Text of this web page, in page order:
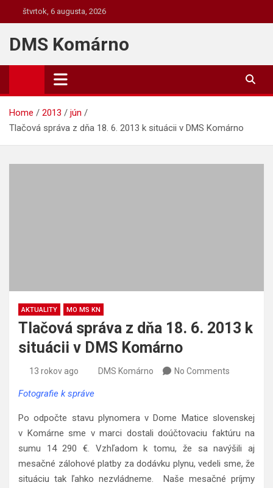
to
content
štvrtok, 6 augusta, 2026
DMS Komárno
Home 2013
jún
Tlačová správa z dňa 18. 6. 2013 k situácii v DMS Komárno
AKTUALITY MO MS KN
Tlačová správa z dňa 18. 6. 2013 k
situácii v DMS Komárno
13 rokov ago DMS Komárno No Comments
Fotografie k správe
Po odpočte stavu plynomera v Dome Matice slovenskej
v Komárne sme v marci dostali doúčtovaciu faktúru na
sumu 14 290 €. Vzhľadom k tomu, že sa navýšili aj
mesačné zálohové platby za dodávku plynu, vedeli sme, že
situáciu tak ľahko nezvládneme. Naše mesačné príjmy